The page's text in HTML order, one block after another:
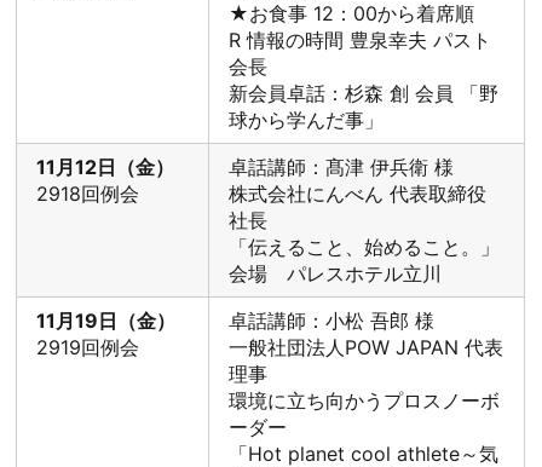
★お食事 12：00から着席順
R 情報の時間 豊泉幸夫 パスト
会長
新会員卓話：杉森 創 会員 「野
球から学んだ事」
11月12日（金）
2918回例会
卓話講師：髙津 伊兵衛 様
株式会社にんべん 代表取締役
社長
「伝えること、始めること。」
会場 パレスホテル立川
11月19日（金）
2919回例会
卓話講師：小松 吾郎 様
一般社団法人POW JAPAN 代表
理事
環境に立ち向かうプロスノーボ
ーダー
「Hot planet cool athlete～気